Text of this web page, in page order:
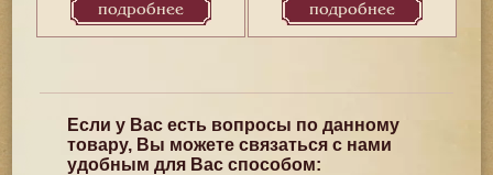
подробнее подробнее
Если у Вас есть вопросы по данному
товару, Вы можете связаться с нами
удобным для Вас способом: